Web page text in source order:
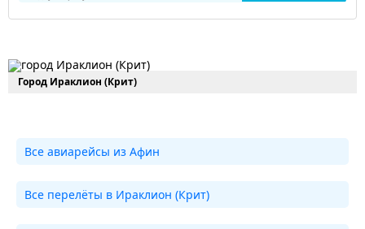
Город Ираклион (Крит)
Все авиарейсы из Афин
Все перелёты в Ираклион (Крит)